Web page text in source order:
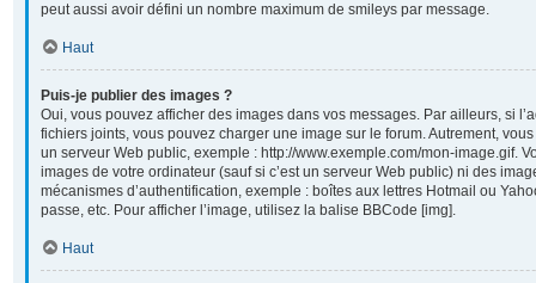
peut aussi avoir défini un nombre maximum de smileys par message.
Haut
Puis-je publier des images ?
Oui, vous pouvez afficher des images dans vos messages. Par ailleurs, si
fichiers joints, vous pouvez charger une image sur le forum. Autrement,
un serveur Web public, exemple : http://www.exemple.com/mon-image.gif.
images de votre ordinateur (sauf si c’est un serveur Web public) ni des
mécanismes d’authentification, exemple : boîtes aux lettres Hotmail ou
passe, etc. Pour afficher l’image, utilisez la balise BBCode [img].
Haut